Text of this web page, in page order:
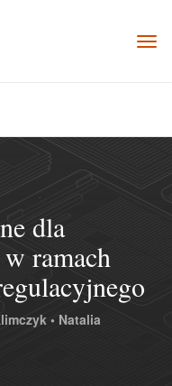
dla
ramach
• Natalia